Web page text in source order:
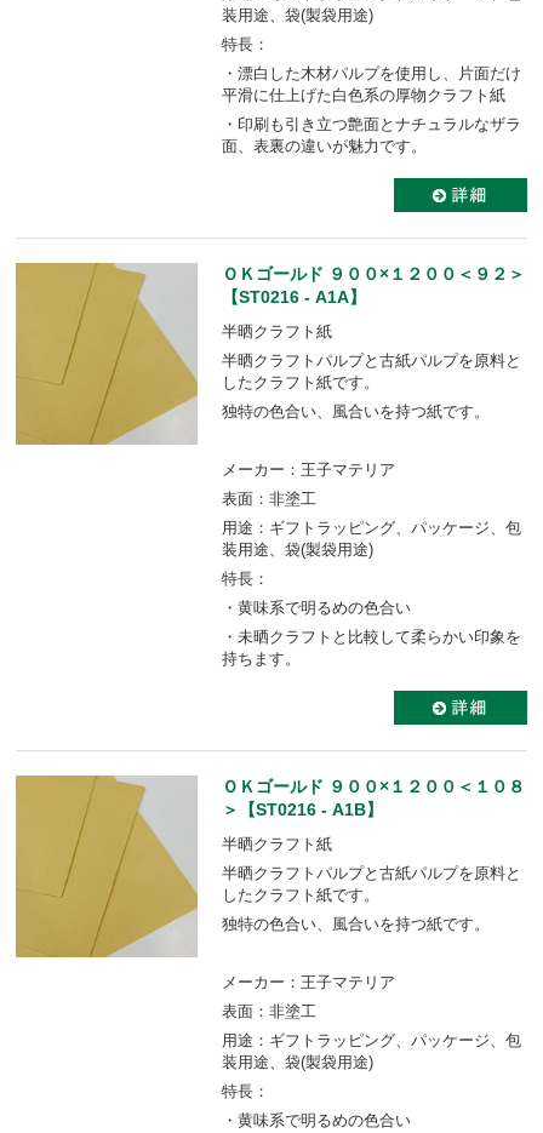
装用途、袋(製袋用途)
特長：
・漂白した木材パルプを使用し、片面だけ
平滑に仕上げた白色系の厚物クラフト紙
・印刷も引き立つ艶面とナチュラルなザラ
面、表裏の違いが魅力です。
ＯＫゴールド ９００×１２００＜９２＞
【ST0216 - A1A】
半晒クラフト紙
半晒クラフトパルプと古紙パルプを原料と
したクラフト紙です。
独特の色合い、風合いを持つ紙です。
メーカー：王子マテリア
表面：非塗工
用途：ギフトラッピング、パッケージ、包
装用途、袋(製袋用途)
特長：
・黄味系で明るめの色合い
・未晒クラフトと比較して柔らかい印象を
持ちます。
ＯＫゴールド ９００×１２００＜１０８
＞【ST0216 - A1B】
半晒クラフト紙
半晒クラフトパルプと古紙パルプを原料と
したクラフト紙です。
独特の色合い、風合いを持つ紙です。
メーカー：王子マテリア
表面：非塗工
用途：ギフトラッピング、パッケージ、包
装用途、袋(製袋用途)
特長：
・黄味系で明るめの色合い